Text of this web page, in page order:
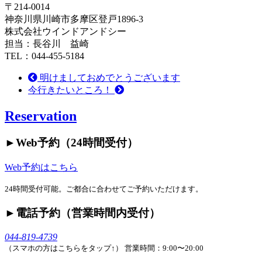
〒214-0014
神奈川県川崎市多摩区登戸1896-3
株式会社ウインドアンドシー
担当：長谷川 益崎
TEL：044-455-5184
明けましておめでとうございます
今行きたいところ！
Reservation
►︎Web予約（24時間受付）
Web予約はこちら
24時間受付可能。ご都合に合わせてご予約いただけます。
►︎電話予約（営業時間内受付）
044-819-4739
（スマホの方はこちらをタップ↑）
営業時間：9:00〜20:00